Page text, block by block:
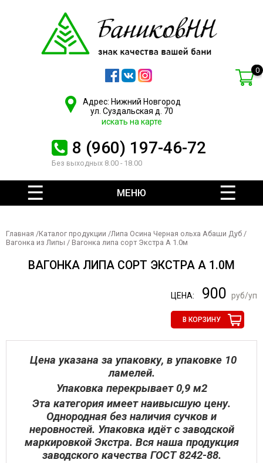
Адрес: Нижний Новгород
ул. Суздальская д. 70
искать на карте
8 (960) 197-46-72
Без выходных 8.00 - 18.00
0
МЕНЮ
Главная /Каталог продукции /Липа Осина Черная ольха Абаши Дуб /
Вагонка из Липы / Вагонка липа сорт Экстра А 1.0м
ВАГОНКА ЛИПА СОРТ ЭКСТРА А 1.0М
ЦЕНА: 900 руб/уп
В КОРЗИНУ
Цена указана за упаковку, в упаковке 10
ламелей.
Упаковка перекрывает 0,9 м2
Эта категория имеет наивысшую цену.
Однородная без наличия сучков и
неровностей. Упаковка идёт с заводской
маркировкой Экстра. Вся наша продукция
заводского качества ГОСТ 8242-88.